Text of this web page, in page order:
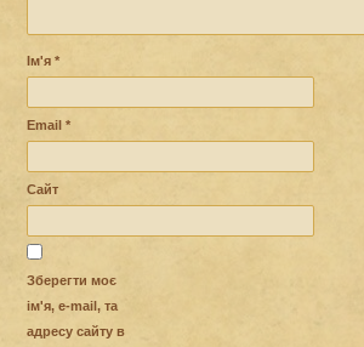
Ім'я *
Email *
Сайт
Зберегти моє
ім'я, e-mail, та
адресу сайту в